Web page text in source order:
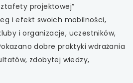
link otwiera się w nowej karcie
link otwiera się w nowej karcie
link otwiera się w nowej karcie
projektowej”
i efekt swoich mobilności,
i organizacje, uczestników,
dobre praktyki wdrażania
zdobytej wiedzy,